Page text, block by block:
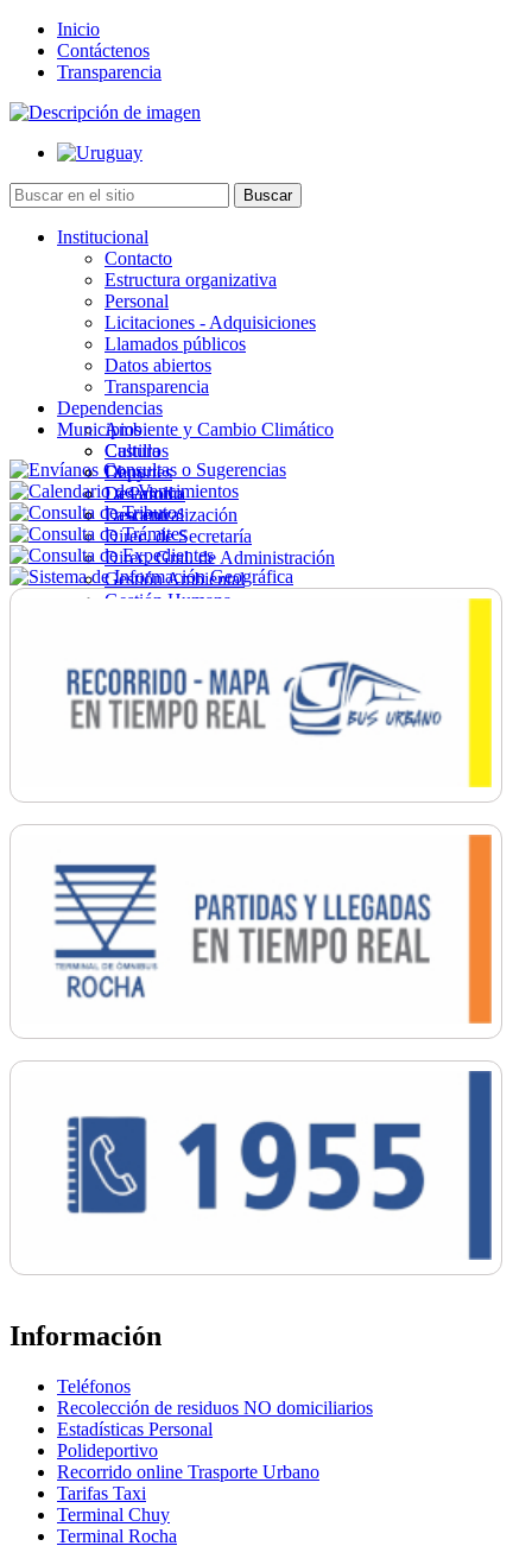
Inicio
Contáctenos
Transparencia
Institucional
Contacto
Estructura organizativa
Personal
Licitaciones - Adquisiciones
Llamados públicos
Datos abiertos
Transparencia
Dependencias
Ambiente y Cambio Climático
Cultura
Deportes
Desarrollo
Descentralización
Direc. de Secretaría
Direc. Gral. de Administración
Gestión Ambiental
Gestión Humana
Ordenamiento
Promoción Social
Salud
Secretaría General
Municipios
Castillos
Chuy
La Paloma
Lascano
Información
Teléfonos
Recolección de residuos NO domiciliarios
Estadísticas Personal
Polideportivo
Recorrido online Trasporte Urbano
Tarifas Taxi
Terminal Chuy
Terminal Rocha